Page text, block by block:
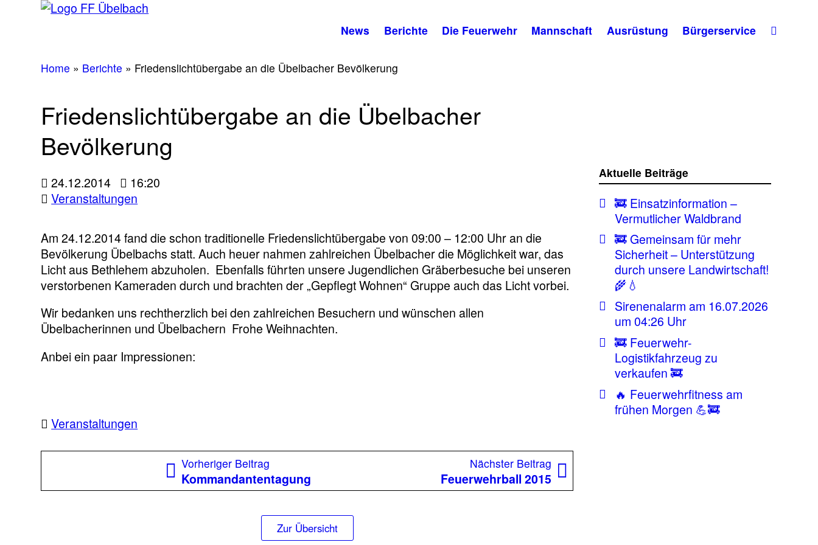
News Berichte Die Feuerwehr Mannschaft Ausrüstung Bürgerservice
Home » Berichte » Friedenslichtübergabe an die Übelbacher Bevölkerung
Friedenslichtübergabe an die Übelbacher
Bevölkerung
24.12.2014
16:20
Veranstaltungen
Am 24.12.2014 fand die schon traditionelle Friedenslichtübergabe von 09:00 – 12:00 Uhr an die
Bevölkerung Übelbachs statt. Auch heuer nahmen zahlreichen Übelbacher die Möglichkeit war, das
Licht aus Bethlehem abzuholen. Ebenfalls führten unsere Jugendlichen Gräberbesuche bei unseren
verstorbenen Kameraden durch und brachten der „Gepflegt Wohnen“ Gruppe auch das Licht vorbei.
Wir bedanken uns rechtherzlich bei den zahlreichen Besuchern und wünschen allen
Übelbacherinnen und Übelbachern Frohe Weihnachten.
Anbei ein paar Impressionen:
Veranstaltungen
BeitragsnavigationVorheriger BeitragVorheriger
Beitrag:
Kommandantentagung
Nächster Beitrag Nächster
Beitrag:
Feuerwehrball 2015
Zur Übersicht
Aktuelle Beiträge
🚒 Einsatzinformation –
Vermutlicher Waldbrand
🚒 Gemeinsam für mehr
Sicherheit – Unterstützung
durch unsere Landwirtschaft!
🌾💧
Sirenenalarm am 16.07.2026
um 04:26 Uhr
🚒 Feuerwehr-
Logistikfahrzeug zu
verkaufen 🚒
🔥 Feuerwehrfitness am
frühen Morgen 💪🚒